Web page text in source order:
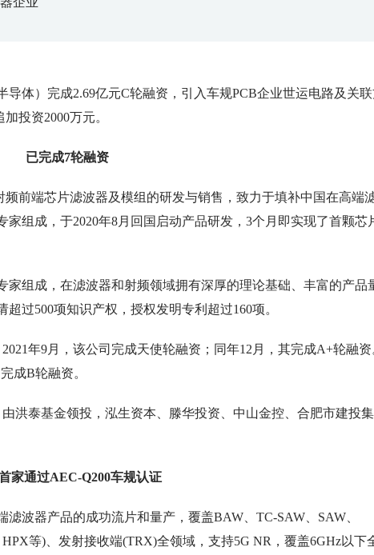
体）完成2.69亿元C轮融资，引入车规PCB企业世运电路及关
投资2000万元。
已完成7轮融资
频前端芯片滤波器及模组的研发与销售，致力于填补中国在高端
组成，于2020年8月回国启动产品研发，3个月即实现了首颗芯
家组成，在滤波器和射频领域拥有深厚的理论基础、丰富的产品
过500项知识产权，授权发明专利超过160项。
年9月，该公司完成天使轮融资；同年12月，其完成A+轮融资
成B轮融资。
洪泰基金领投，泓生资本、滕华投资、中山金控、合肥市建投集
家通过AEC-Q200车规认证
波器产品的成功流片和量产，覆盖BAW、TC-SAW、SAW、
等)、发射接收端(TRX)全领域，支持5G NR，覆盖6GHz以下